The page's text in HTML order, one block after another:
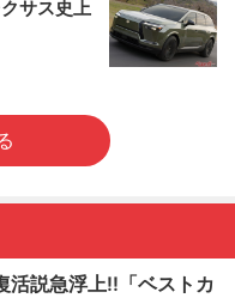
サス史上
活説急浮上!!「ベストカ